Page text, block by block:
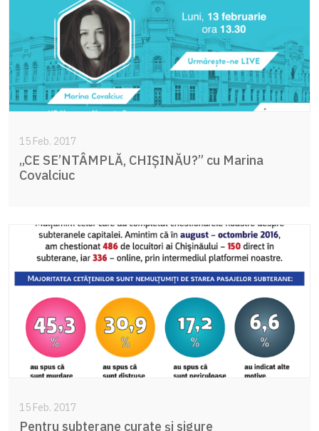
15 Feb. 2017
„CE SE’NTÂMPLĂ, CHIȘINĂU?” cu Marina
Covalciuc
15 Feb. 2017
Pentru subterane curate şi sigure